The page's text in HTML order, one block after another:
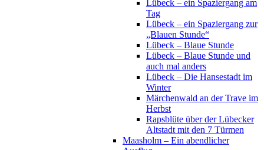
Lübeck – ein Spaziergang am
Tag
Lübeck – ein Spaziergang zur
„Blauen Stunde“
Lübeck – Blaue Stunde
Lübeck – Blaue Stunde und
auch mal anders
Lübeck – Die Hansestadt im
Winter
Märchenwald an der Trave im
Herbst
Rapsblüte über der Lübecker
Altstadt mit den 7 Türmen
Maasholm – Ein abendlicher